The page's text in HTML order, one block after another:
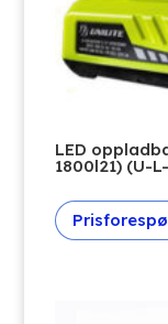
LED
1800l21) (U-